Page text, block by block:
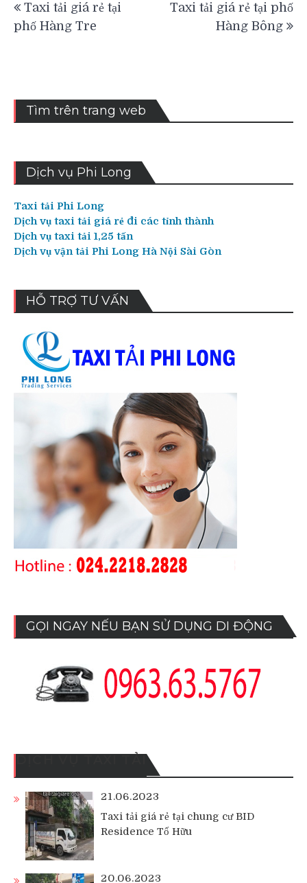
hướng
Taxi tải giá rẻ tại
phố Hàng Tre
Taxi tải giá rẻ tại phố
Hàng Bông
Tìm trên trang web
Dịch vụ Phi Long
Taxi tải Phi Long
Dịch vụ taxi tải giá rẻ đi các tỉnh thành
Dịch vụ taxi tải 1,25 tấn
Dịch vụ vận tải Phi Long Hà Nội Sài Gòn
HỖ TRỢ TƯ VẤN
GỌI NGAY NẾU BẠN SỬ DỤNG DI ĐỘNG
21.06.2023
Taxi tải giá rẻ tại chung cư BID
Residence Tố Hữu
20.06.2023